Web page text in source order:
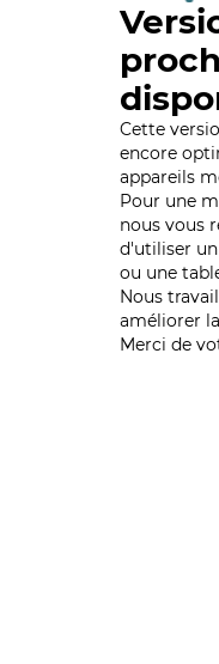
Cette
encore
appareils
Pour une
nous vous
d'utiliser
ou une
Nous
améliorer
Merci de